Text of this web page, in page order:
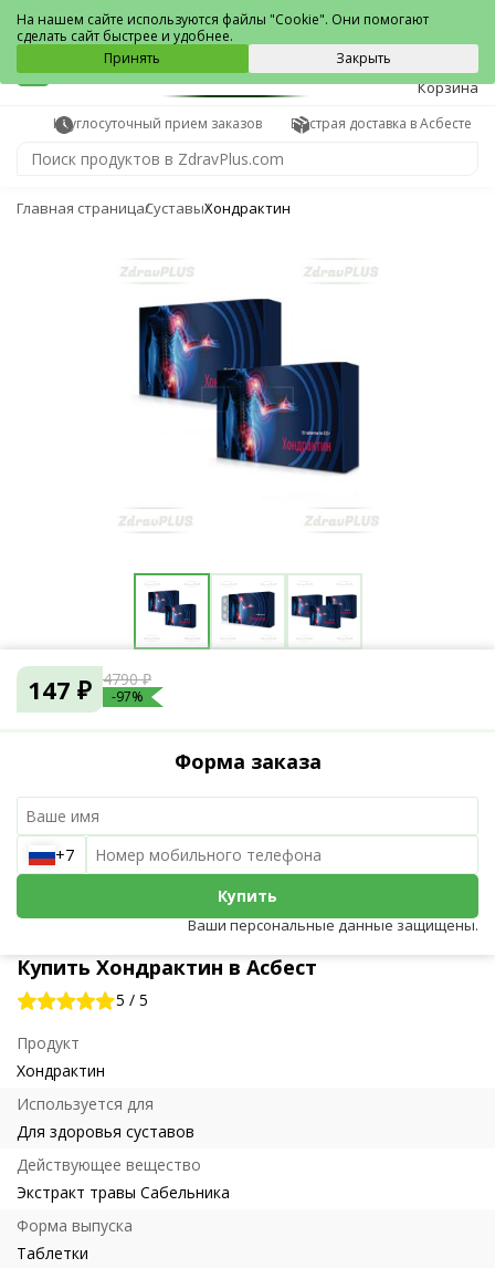
Асбест
0
Корзина
Круглосуточный прием заказов Быстрая доставка в Асбесте
Главная страницаСуставыХондрактин
Купить Хондрактин в Асбест
5 / 5
Продукт
Хондрактин
Используется для
Для здоровья суставов
Действующее вещество
Экстракт травы Сабельника
Форма выпуска
Таблетки
147 ₽ 4790 ₽
-97%
Форма заказа
+7
Купить
Ваши персональные данные защищены.
На нашем сайте используются файлы "Cookie". Они помогают
сделать сайт быстрее и удобнее.
Принять
Закрыть